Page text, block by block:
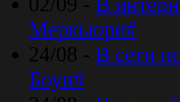
Меркьюри#
24/08 - В сети
Боуи#